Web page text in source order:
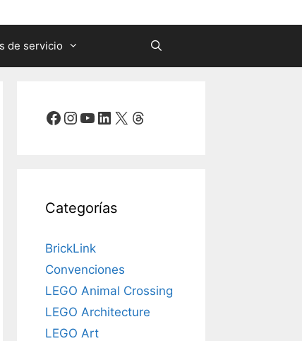
de servicio
Facebook
Instagram
YouTube
LinkedIn
X Threads
Categorías
BrickLink
Convenciones
LEGO Animal Crossing
LEGO Architecture
LEGO Art